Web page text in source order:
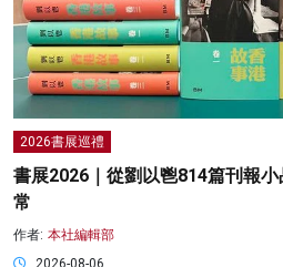
2026書展巡禮
書展2026｜從劉以鬯814篇刊報
常
作者: 本社編輯部
2026-08-06